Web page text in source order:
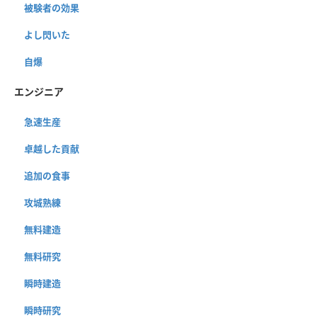
被験者の効果
よし閃いた
自爆
エンジニア
急速生産
卓越した貢献
追加の食事
攻城熟練
無料建造
無料研究
瞬時建造
瞬時研究